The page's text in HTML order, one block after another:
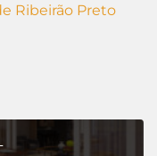
Ribeirão Preto